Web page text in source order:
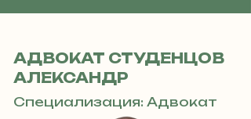
АДВОКАТ СТУДЕНЦОВ
АЛЕКСАНДР
Специализация: Адвокат